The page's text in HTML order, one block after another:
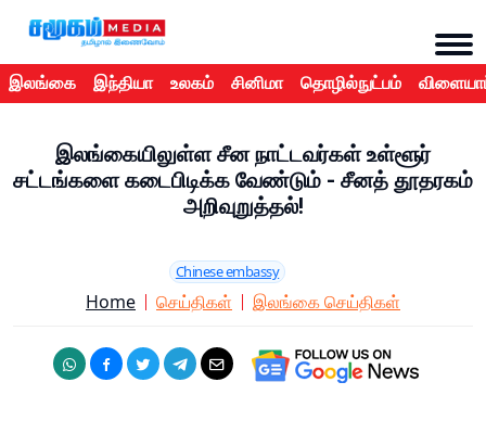
இலங்கை இந்தியா உலகம் சினிமா தொழில்நுட்பம்
இலங்கையிலுள்ள சீன நாட்டவர்கள் உள்ளூர்
சட்டங்களை கடைபிடிக்க வேண்டும் - சீனத் தூதரகம்
அறிவுறுத்தல்!
Chinese embassy
Home செய்திகள் இலங்கை செய்திகள்